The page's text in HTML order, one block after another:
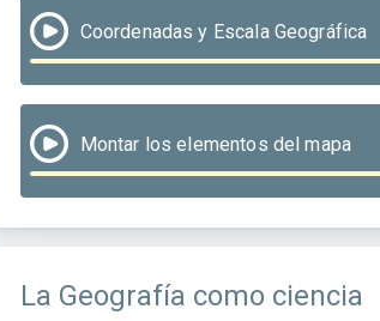
Coordenadas y Escala Geográfica
Montar los elementos del mapa
La Geografía como ciencia